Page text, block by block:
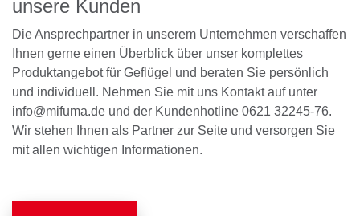
unsere Kunden
Die Ansprechpartner in unserem Unternehmen verschaffen
Ihnen gerne einen Überblick über unser komplettes
Produktangebot für Geflügel und beraten Sie persönlich
und individuell. Nehmen Sie mit uns Kontakt auf unter
info@mifuma.de und der Kundenhotline 0621 32245-76.
Wir stehen Ihnen als Partner zur Seite und versorgen Sie
mit allen wichtigen Informationen.